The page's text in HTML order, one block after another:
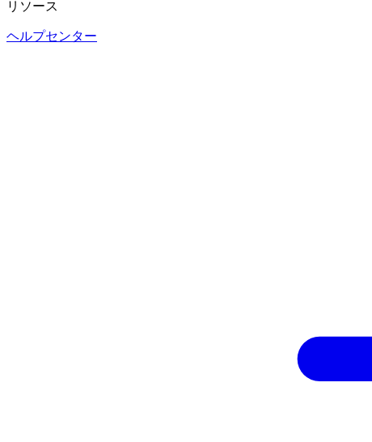
リソース
ヘルプセンター